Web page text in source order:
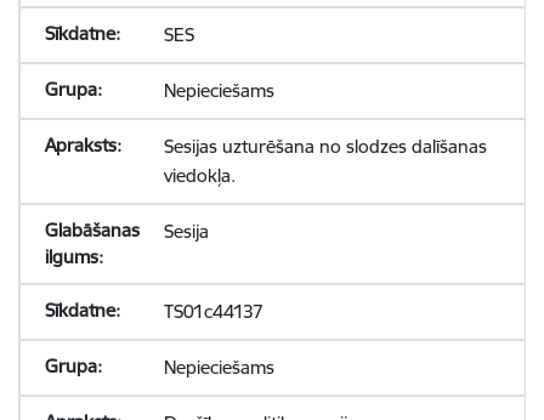
SES
Nepieciešams
Sesijas uzturēšana no slodzes dalīšanas
viedokļa.
Sesija
TS01c44137
Nepieciešams